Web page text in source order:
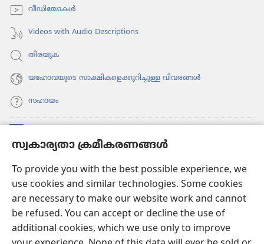
സ്വകാര്യതാ ക്രമീകരണങ്ങൾ
To provide you with the best possible experience, we
use cookies and similar technologies. Some cookies
are necessary to make our website work and cannot
be refused. You can accept or decline the use of
additional cookies, which we use only to improve
വീഡി​യോ​കൾ
Videos with Audio Descriptions
തിരയുക
യഹോവയുടെ സാക്ഷികളെക്കുറിച്ചുള്ള വിവരങ്ങൾ
സഹായം
പേജ്
വാച്ച്ടവര്‍ ഓണ്‍ലൈന്‍ ലൈബ്രറി
(പുതിയ
പേജ്
തുറക്കുക)JW ഹബ്ബ്
(പുതിയ
പേജ്
തുറക്കുക)JW ലൈ​ബ്ര​റി